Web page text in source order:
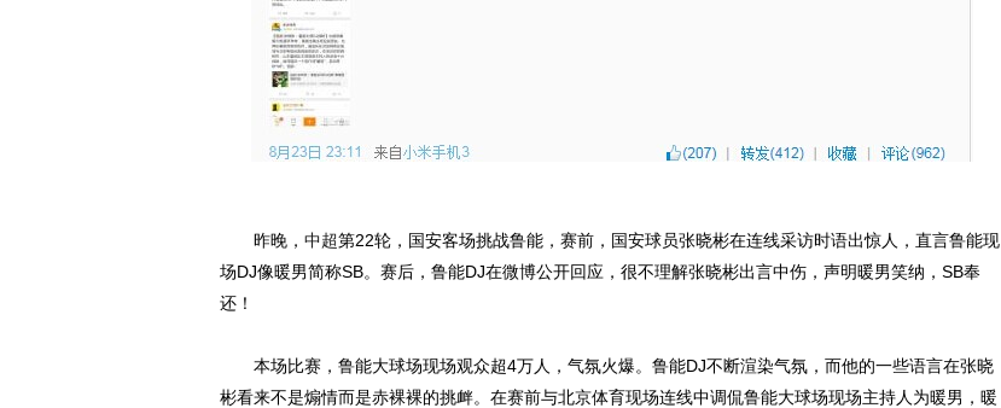
昨晚， 中超第22轮，国安客场挑战鲁能，赛前，国安球员张晓彬在连线采访时语出惊人，直言鲁能现
场DJ像暖男简称SB。赛后，鲁能DJ在微博公开回应，很不理解张晓彬出言中伤，声明暖男笑纳，SB奉
还！
本场比赛，鲁能大球场现场观众超4万人，气氛火爆。鲁能DJ不断渲染气氛，而他的一些语言在张晓
彬看来不是煽情而是赤裸裸的挑衅。在赛前与北京体育现场连线中调侃鲁能大球场现场主持人为暖男，暖